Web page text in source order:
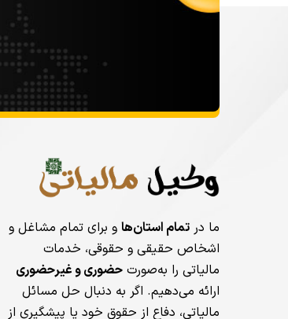
ما در تمام استان‌ها و برای تمام مشاغل و
اشخاص حقیقی و حقوقی، خدمات
مالیاتی را به‌صورت حضوری و غیرحضوری
ارائه می‌دهیم. اگر به دنبال حل مسائل
مالیاتی، دفاع از حقوق خود یا پیشگیری از